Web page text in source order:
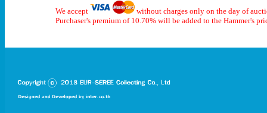
We accept
without charges only on the day of
Purchaser's premium of 10.70% will be added to the Hammer's